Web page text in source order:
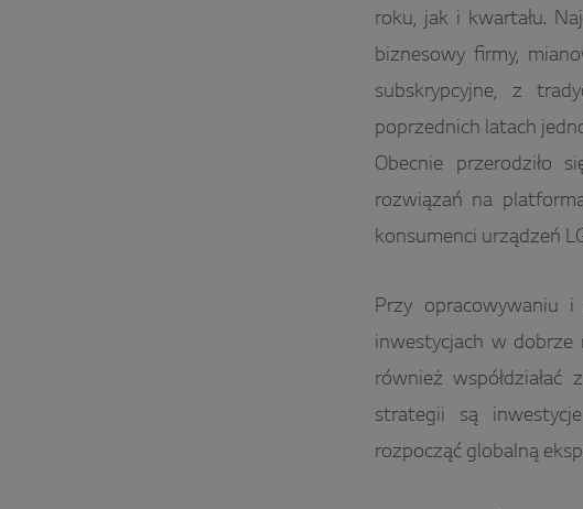
roku, jak i kwartału.
biznesowy firmy,
subskrypcyjne, z
poprzednich latach
Obecnie przerodziło
rozwiązań na
konsumenci urządzeń
Przy opracowywaniu
inwestycjach w dobrze
również współdziałać
strategii są
rozpocząć globalną